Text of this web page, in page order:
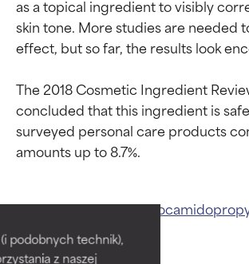
podobnych technik),
z naszej
as a topical ingredient to visibly
skin tone. More studies are needed
effect, but so far, the results look
The 2018 Cosmetic Ingredient
concluded that this ingredient is
surveyed personal care products
Powiązane składniki:
BEST
Udowodnione i potwierdzone
BEST
Udowodnione i potwierdzone